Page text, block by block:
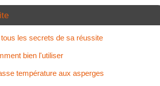
les secrets de sa réussite
bien l'utiliser
température aux asperges